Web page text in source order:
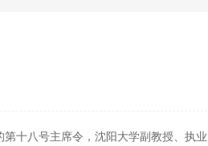
十八号主席令，沈阳大学副教授、执业